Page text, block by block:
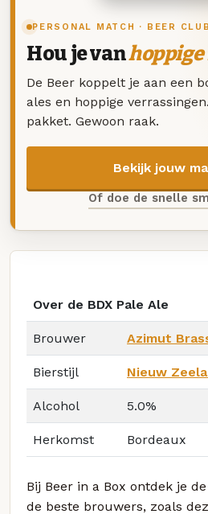
PERSONAL MATCH · BEER CLUB
Hou je van
De Beer koppelt je aan een
ales en hoppige
pakket. Gewoon raak.
Bekijk jouw
Of doe de snelle
Over de BDX Pale Ale
Brouwer Azimut
Bierstijl Nieuw
Alcohol 5.0%
Herkomst Bordeaux
Bij Beer in a Box ontdek je
de beste brouwers, zoals